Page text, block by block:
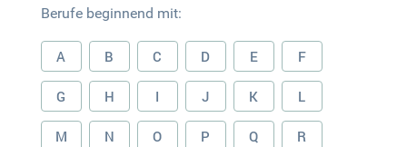
Berufe beginnend mit:
A B C D E F
G H I J K L
M N O P Q R